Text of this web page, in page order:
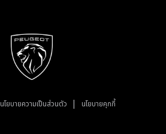
นโยบายความเป็นส่วนตัว นโยบายคุกกี้